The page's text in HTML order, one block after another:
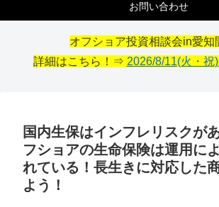
お問い合わせ
オフショア投資相談会in愛知
詳細はこちら！⇒ 2026/8/11(火・祝
国内生保はインフレリスクが
フショアの生命保険は運用に
れている！長生きに対応した
よう！